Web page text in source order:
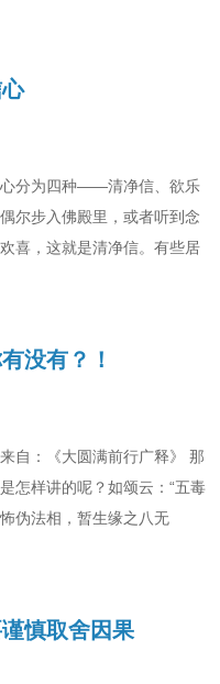
心分为四种——清净信、欲乐
尔步入佛殿里，或者听到念
喜，这就是清净信。有些居
没有？！
自：《大圆满前行广释》 那
怎样讲的呢？如颂云：“五毒
伪法相，暂生缘之八无
慎取舍因果